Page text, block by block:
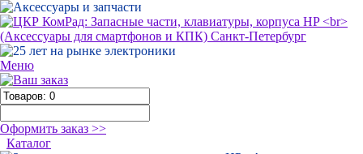
Меню
Оформить заказ >>
Каталог